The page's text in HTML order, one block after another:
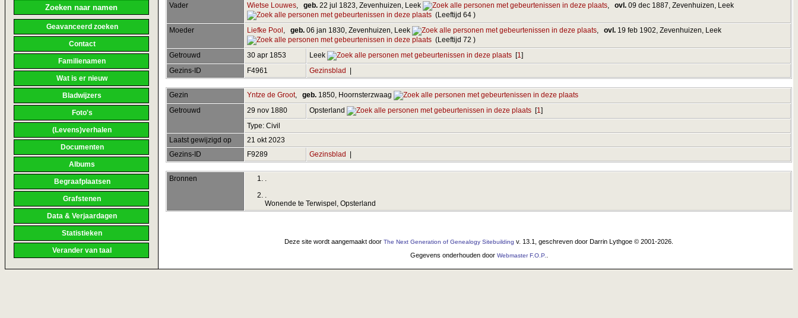
Geavanceerd zoeken
Contact
Familienamen
Wat is er nieuw
Bladwijzers
Foto's
(Levens)verhalen
Documenten
Albums
Begraafplaatsen
Grafstenen
Data & Verjaardagen
Statistieken
Verander van taal
Vader Wietse Louwes geb. 22 jul 1823, Zevenhuizen, Leek ovl. 09 dec 1887, Zevenhuizen, Leek
(Leeftijd 64 )
Moeder
Liefke Pool geb. 06 jan 1830, Zevenhuizen, Leek ovl. 19 feb 1902, Zevenhuizen, Leek
(Leeftijd 72 )
Getrouwd
30 apr 1853 Leek [1 ]
Gezins-ID
F4961 Gezinsblad |
Gezin Yntze de Groot, geb. 1850, Hoornsterzwaag
Getrouwd
29 nov 1880 Opsterland [1 ]
Type: Civil
Laatst gewijzigd op
21 okt 2023
Gezins-ID
F9289 Gezinsblad |
Bronnen
Wonende te Terwispel, Opsterland
Deze site wordt aangemaakt door The Next Generation of Genealogy Sitebuilding v. 13.1, geschreven door Darrin Lythgoe © 2001-2026.
Gegevens onderhouden door Webmaster F.O.P.